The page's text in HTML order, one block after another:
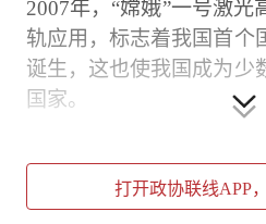
2007年，“嫦娥”一号激
轨应用，标志着我国首个
诞生，这也使我国成为少
国家。
台激光器诞生的背后是陈
不眠之夜。为了解决一个
打开政协联线APP